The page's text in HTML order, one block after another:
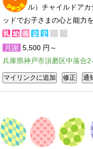
ル）チャイルドア
ッドでお子さまの心と能力
月謝 5,500 円～
兵庫県神戸市須磨区中落合